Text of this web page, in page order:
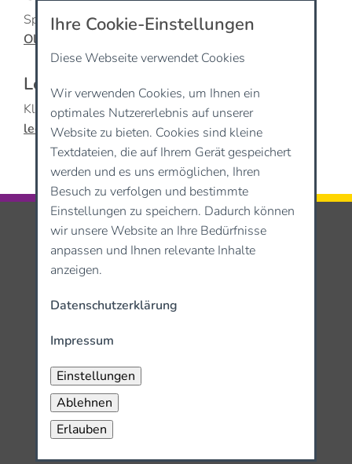
Sport, Geschichte
Olga.Thoma@hoffbauer-bildung.de
Leonard Walf
Klassenlehrer 7/8a, Geschichte, Musik
leonard.walf@hoffbauer-bildung.de
Ihre Cookie-Einstellungen
Diese Webseite verwendet Cookies
Wir verwenden Cookies, um Ihnen ein
optimales Nutzererlebnis auf unserer
Website zu bieten. Cookies sind kleine
Textdateien, die auf Ihrem Gerät gespeichert
werden und es uns ermöglichen, Ihren
Besuch zu verfolgen und bestimmte
Einstellungen zu speichern. Dadurch können
wir unsere Website an Ihre Bedürfnisse
anpassen und Ihnen relevante Inhalte
anzeigen.
Datenschutzerklärung
Impressum
Einstellungen
Ablehnen
Erlauben